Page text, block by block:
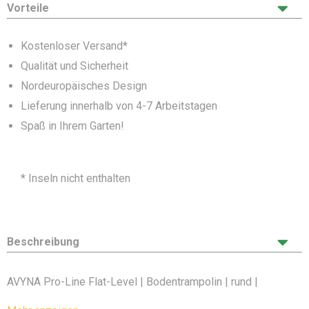
Vorteile
Kostenloser Versand*
Qualität und Sicherheit
Nordeuropäisches Design
Lieferung innerhalb von 4-7 Arbeitstagen
Spaß in Ihrem Garten!
* Inseln nicht enthalten
Beschreibung
AVYNA Pro-Line Flat-Level | Bodentrampolin | rund |